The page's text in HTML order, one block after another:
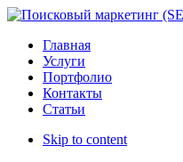
Главная
Услуги
Портфолио
Контакты
Статьи
Skip to content